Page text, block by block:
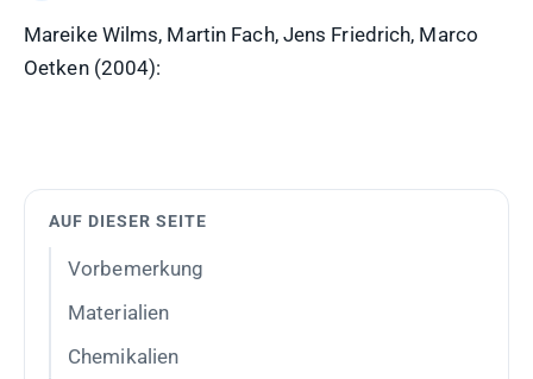
Mareike Wilms, Martin Fach, Jens Friedrich, Marco
Oetken (2004):
AUF DIESER SEITE
Vorbemerkung
Materialien
Chemikalien